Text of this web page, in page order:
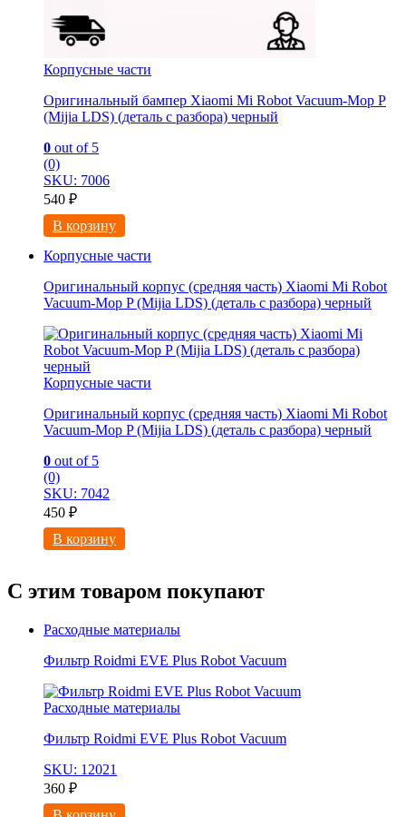
Корпусные части
Оригинальный бампер Xiaomi Mi Robot Vacuum-Mop P
(Mijia LDS) (деталь с разбора) черный
0 out of 5
(0)
SKU: 7006
540 ₽
В корзину
Корпусные части
Оригинальный корпус (средняя часть) Xiaomi Mi Robot
Vacuum-Mop P (Mijia LDS) (деталь с разбора) черный
Корпусные части
Оригинальный корпус (средняя часть) Xiaomi Mi Robot
Vacuum-Mop P (Mijia LDS) (деталь с разбора) черный
0 out of 5
(0)
SKU: 7042
450 ₽
В корзину
С этим товаром покупают
Расходные материалы
Фильтр Roidmi EVE Plus Robot Vacuum
Расходные материалы
Фильтр Roidmi EVE Plus Robot Vacuum
SKU: 12021
360 ₽